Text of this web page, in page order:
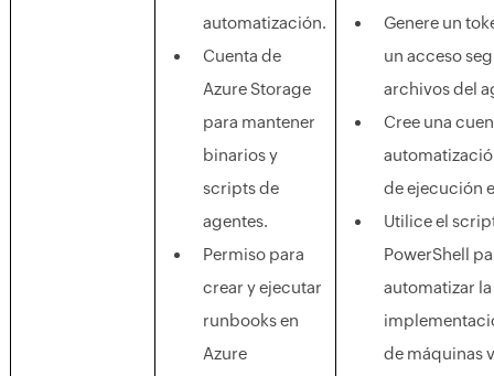
automatización.
Cuenta de
Azure Storage
para mantener
binarios y
scripts de
agentes.
Permiso para
crear y ejecutar
runbooks en
Azure
Genere un
un acceso
archivos del
Cree una
de ejecución
Utilice el
PowerShell
automatizar la
de máquinas